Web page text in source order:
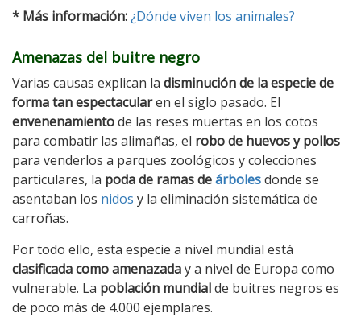
* Más información:¿Dónde viven los animales?
Amenazas del buitre negro
Varias causas explican la disminución de la especie de
forma tan espectacularen el siglo pasado. El
envenenamientode las reses muertas en los cotos
para combatir las alimañas, el robo de huevos y pollos
para venderlos a parques zoológicos y colecciones
particulares, la poda de ramas deárbolesdonde se
asentaban los nidos y la eliminación sistemática de
carroñas.
Por todo ello, esta especie a nivel mundial está
clasificada como amenazaday a nivel de Europa como
vulnerable. La población mundialde buitres negros es
de poco más de 4.000 ejemplares.